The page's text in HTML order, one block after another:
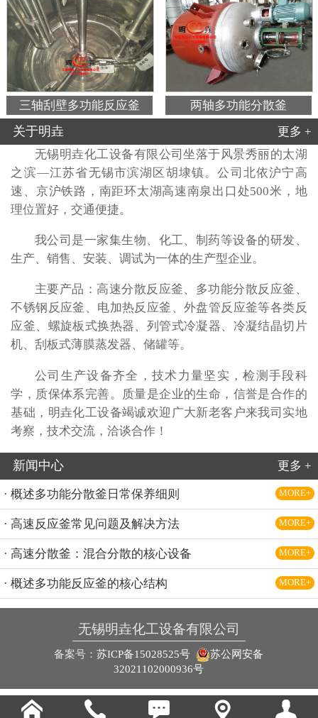
三轴刮壁多功能反应釜 两轴多功能分散釜
关于明垚
更多 +
无锡明垚化工设备有限公司坐落于风景秀丽的太湖
之滨—江苏省无锡市滨湖区胡埭镇。公司北依沪宁高
速、京沪铁路，南距环太湖高速南泉出口处500米，地
理位置好，交通便捷。
我公司是一家集生物、化工、制药等设备的研发、
生产、销售、安装、调试为一体的生产型企业。
主要产品：高速分散反应釜、多功能分散反应釜、
不锈钢反应釜、电加热反应釜、外盘管反应釜等各类反
应釜、螺旋板式换热器、列管式冷凝器、冷凝结晶切片
机、刮板式薄膜蒸发器、储罐等。
公司生产设备齐全，技术力量坚实，检测手段科
学，质保体系完善。质量是企业的生命，信誉是合作的
基础，明垚化工设备竭诚欢迎广大新老客户来我司实地
考察，技术交流，洽谈合作！
新闻中心 更多 +
· 概述多功能分散釜日常保养细则 MORE+
· 高速反应釜常见问题及解决方法 MORE+
· 高速分散釜：混合分散的核心设备 MORE+
· 概述多功能反应釜的核心结构 MORE+
无锡明垚化工设备有限公司
备案号：苏ICP备15028525号
苏公网安备
32021102000936号
    